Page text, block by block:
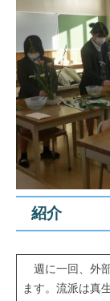
紹介
週に一回、外
ます。流派は真